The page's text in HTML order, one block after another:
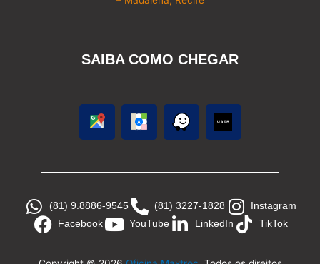
SAIBA COMO CHEGAR
(81) 9.8886-9545 (81) 3227-1828
Instagram
Facebook
YouTube LinkedIn TikTok